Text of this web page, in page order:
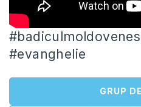
#evanghelie
GRUP